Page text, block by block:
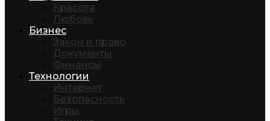
Красота
Любовь
Бизнес
Закон и право
Документы
Финансы
Технологии
Интернет
Безопасность
Игры